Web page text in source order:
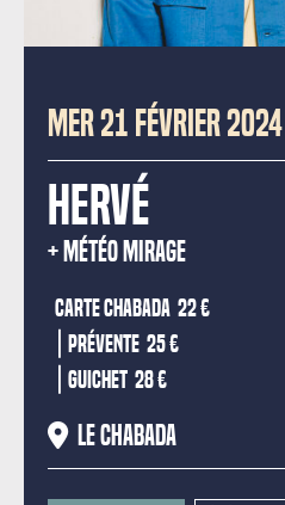
MER 21 FÉVRIER 2024
HERVÉ
MÉTÉO MIRAGE
Carte Chabada 22 €
Prévente 25 €
Guichet 28 €
Le Chabada